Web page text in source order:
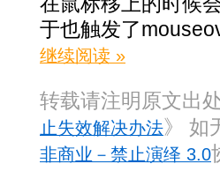
于也触发了
继续阅读 »
转载请注明原文出
止失效解决办法》 如
非商业－禁止演绎 3.0